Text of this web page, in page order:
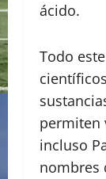
ácido.
Todo
permiten
incluso
nombres